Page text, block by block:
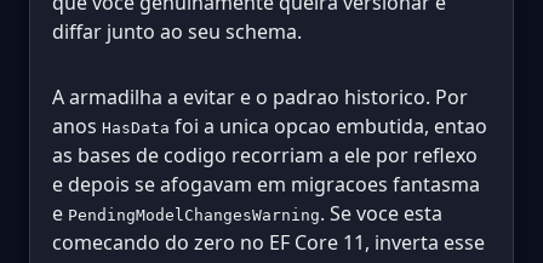
diffar junto ao seu schema.
A armadilha a evitar e o padrao historico. Por
anos HasData foi a unica opcao embutida, entao
as bases de codigo recorriam a ele por reflexo
e depois se afogavam em migracoes fantasma
e PendingModelChangesWarning. Se voce esta
comecando do zero no EF Core 11, inverta esse